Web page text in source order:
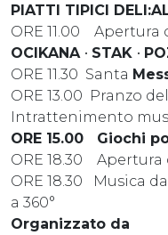
PIATTI TIPICI
ORE 11.00 Apertura
OCIKANA • STAK •
ORE 11.30 Santa
ORE 13.00 Pranzo
Intrattenimento
ORE 15.00 Giochi
ORE 18.30
ORE 18.30 Musica
a 360°
Organizzato da